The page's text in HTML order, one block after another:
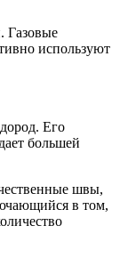
Газовые
используют
Его
большей
швы,
в том,